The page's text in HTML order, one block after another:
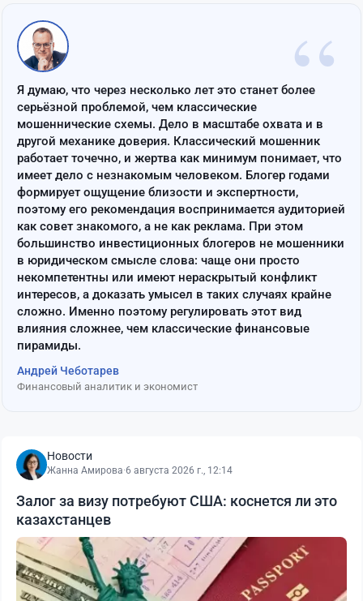
“
Я думаю, что через несколько лет это станет более
серьёзной проблемой, чем классические
мошеннические схемы. Дело в масштабе охвата и в
другой механике доверия. Классический мошенник
работает точечно, и жертва как минимум понимает, что
имеет дело с незнакомым человеком. Блогер годами
формирует ощущение близости и экспертности,
поэтому его рекомендация воспринимается аудиторией
как совет знакомого, а не как реклама. При этом
большинство инвестиционных блогеров не мошенники
в юридическом смысле слова: чаще они просто
некомпетентны или имеют нераскрытый конфликт
интересов, а доказать умысел в таких случаях крайне
сложно. Именно поэтому регулировать этот вид
влияния сложнее, чем классические финансовые
пирамиды.
Андрей Чеботарев
Финансовый аналитик и экономист
Новости
Жанна Амирова·6 августа 2026 г., 12:14
Залог за визу потребуют США: коснется ли это
казахстанцев